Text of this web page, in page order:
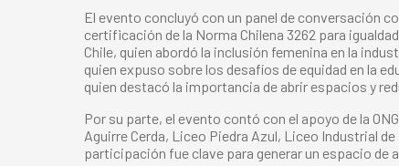
El evento concluyó con un panel de conversación
certificación de la Norma Chilena 3262 para
Chile, quien abordó la inclusión femenina en la
quien expuso sobre los desafíos de equidad en la
quien destacó la importancia de abrir espacios y
Por su parte, el evento contó con el apoyo de la
Aguirre Cerda, Liceo Piedra Azul, Liceo Industrial
participación fue clave para generar un espacio de